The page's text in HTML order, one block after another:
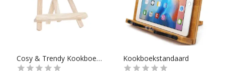
kookboekstandaard, je vindt makkelijk wat je nodig hebt bij
Chef99. Kookboekstandaarden zijn er te vinden in alle
prijscategorieën, voor ieder is er wel wat wils. En met ook
nog eens de juiste merkselectie vind je makkelijk jouw
Cosy & Trendy Kookboekstandaard Rubberwood Kookboekstandaard